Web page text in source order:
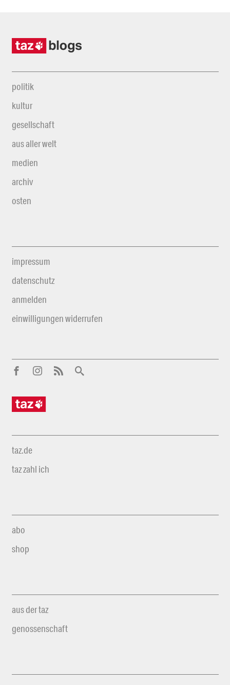
politik
kultur
gesellschaft
aus aller welt
medien
archiv
osten
impressum
datenschutz
anmelden
einwilligungen widerrufen
taz.de
taz zahl ich
abo
shop
aus der taz
genossenschaft